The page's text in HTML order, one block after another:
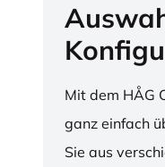
Mit dem HÅG
ganz einfach
Sie aus